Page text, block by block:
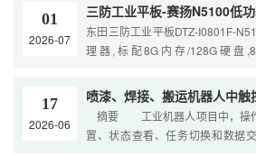
01
2026-07
东田三防工业平板DTZ-I0801F-
理器,标配8G内存/128G硬盘
17
2026-06
摘要 工业机器人项目中，操
置、状态查看、任务切换和数据